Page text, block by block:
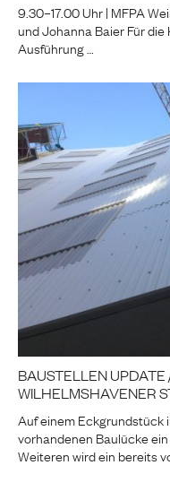
9.30–17.00 Uhr | MFPA
und Johanna Baier Für
Ausführung …
BAUSTELLEN
WILHELMSHAVENER
Auf einem Eckgrundstück
vorhandenen Baulücke
Weiteren wird ein bereits